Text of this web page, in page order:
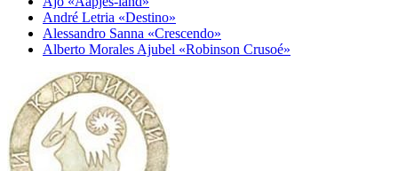
André Letria «Destino»
Alessandro Sanna «Crescendo»
Alberto Morales Ajubel «Robinson Crusoé»